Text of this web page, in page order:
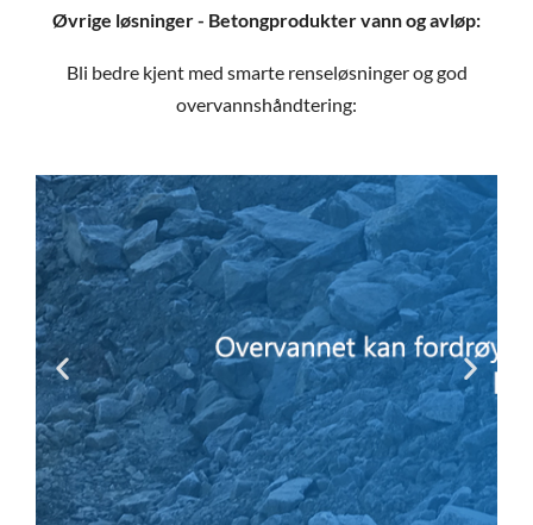
Øvrige løsninger - Betongprodukter vann og avløp:
Bli bedre kjent med smarte renseløsninger og god
overvannshåndtering: